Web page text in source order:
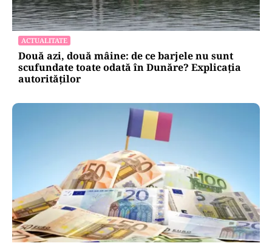
ACTUALITATE
Două azi, două mâine: de ce barjele nu sunt
scufundate toate odată în Dunăre? Explicația
autorităților